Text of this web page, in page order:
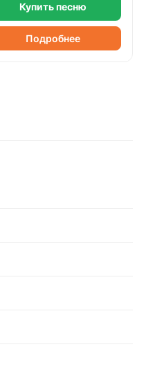
Купить песню
Подробнее